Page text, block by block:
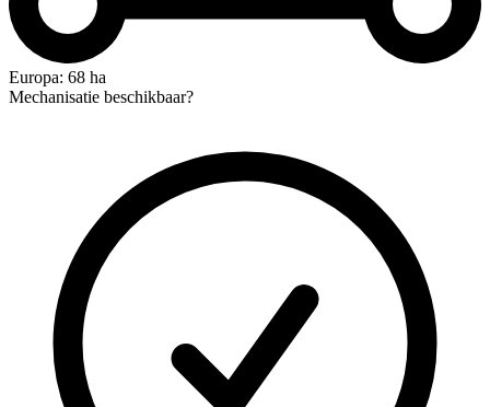
Europa: 68 ha
Mechanisatie beschikbaar?